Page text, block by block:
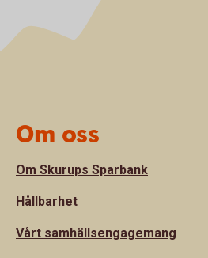
Om oss
Om Skurups Sparbank
Hållbarhet
Vårt samhällsengagemang